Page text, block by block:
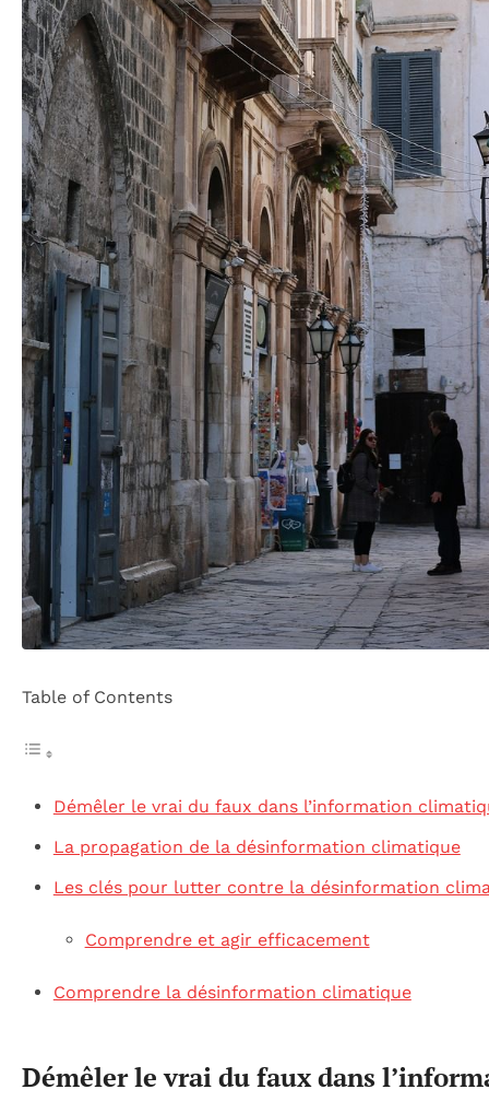
Table of Contents
Démêler le vrai du faux dans l’information
La propagation de la désinformation climatique
Les clés pour lutter contre la désinformation
Comprendre et agir efficacement
Comprendre la désinformation climatique
Démêler le vrai du faux dans